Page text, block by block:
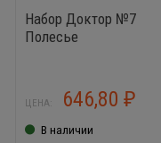
Набор Доктор №7
Полесье
ЦЕНА: 646,80 ₽
В наличии